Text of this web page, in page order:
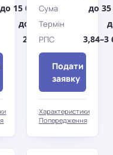
до 15 000 грн
до 90 дн.
25 750%
Сума до 35
Термін
РПС 3,84–3
Подати
заявку
Характеристики
Попередження